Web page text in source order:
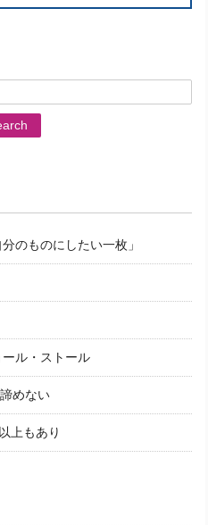
のものにしたい一枚」
ル・ストール
めない
上もあり